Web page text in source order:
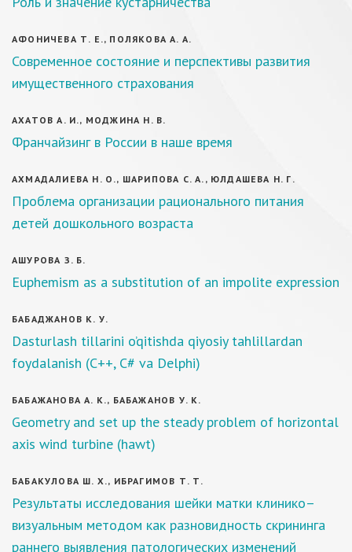
АФОНИЧЕВА Т. Е., ПОЛЯКОВА А. А.
Современное состояние и перспективы развития
имущественного страхования
АХАТОВ А. И., МОДЖИНА Н. В.
Франчайзинг в России в наше время
АХМАДАЛИЕВА Н. О., ШАРИПОВА С. А., ЮЛДАШЕВА Н. Г.
Проблема организации рационального питания
детей дошкольного возраста
АШУРОВА З. Б.
Euphemism as a substitution of an impolite expression
БАБАДЖАНОВ К. У.
Dasturlash tillarini o’qitishda qiyosiy tahlillardan
foydalanish (С++, С# va Delphi)
БАБАЖАНОВА А. К., БАБАЖАНОВ У. К.
Geometry and set up the steady problem of horizontal
axis wind turbine (hawt)
БАБАКУЛОВА Ш. Х., ИБРАГИМОВ Т. Т.
Результаты исследования шейки матки клинико–
визуальным методом как разновидность скрининга
раннего выявления патологических изменений